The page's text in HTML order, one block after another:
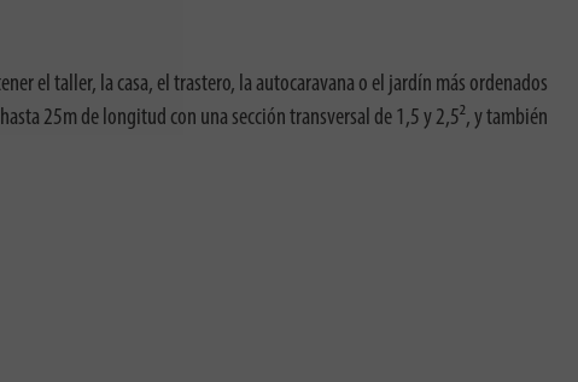
el taller, la casa, el trastero, la autocaravana o el jardín más ordenados
25m de longitud con una sección transversal de 1,5 y 2,5², y también